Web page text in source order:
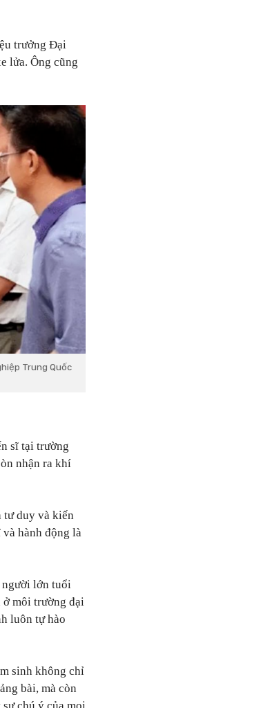
trưởng Đại
lửa. Ông cũng
Trung Quốc
sĩ tại trường
nhận ra khí
tư duy và kiến
hành động là
người lớn tuổi
ở môi trường đại
luôn tự hào
sinh không chỉ
bài, mà còn